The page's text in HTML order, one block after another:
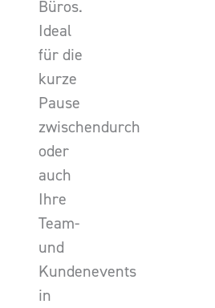
Büros.
Ideal
für die
kurze
Pause
zwischendurch
oder
auch
Ihre
Team-
und
Kundenevents
in